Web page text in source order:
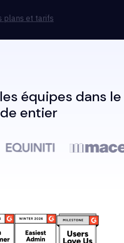
plans et tarifs
équipes dans le
entier